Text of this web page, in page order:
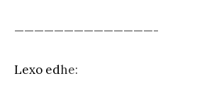
——————————————-
Lexo edhe: